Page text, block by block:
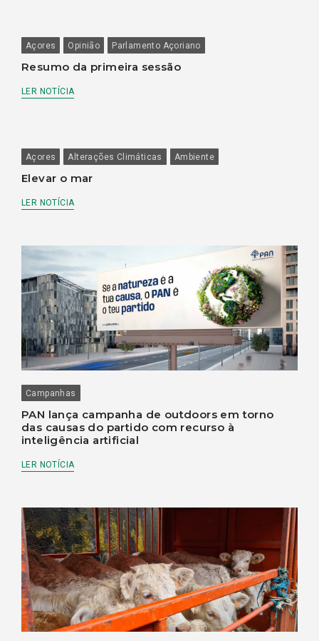
Açores Opinião Parlamento Açoriano
Resumo da primeira sessão
LER NOTÍCIA
Açores Alterações Climáticas Ambiente
Elevar o mar
LER NOTÍCIA
Campanhas
PAN lança campanha de outdoors em torno
das causas do partido com recurso à
inteligência artificial
LER NOTÍCIA